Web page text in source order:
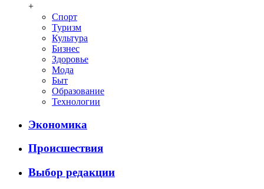
+
Спорт
Туризм
Культура
Бизнес
Здоровье
Мода
Быт
Образование
Технологии
Экономика
Происшествия
Выбор редакции